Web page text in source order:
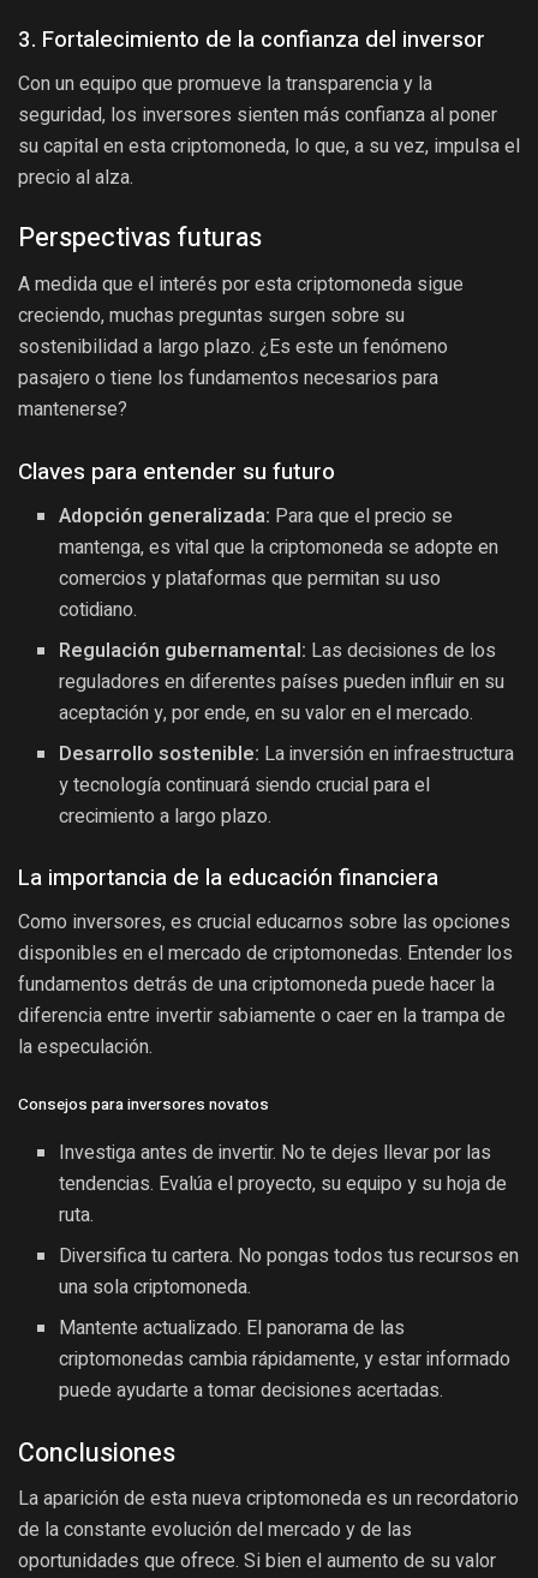
3. Fortalecimiento de la confianza del inversor
Con un equipo que promueve la transparencia y la
seguridad, los inversores sienten más confianza al poner
su capital en esta criptomoneda, lo que, a su vez, impulsa el
precio al alza.
Perspectivas futuras
A medida que el interés por esta criptomoneda sigue
creciendo, muchas preguntas surgen sobre su
sostenibilidad a largo plazo. ¿Es este un fenómeno
pasajero o tiene los fundamentos necesarios para
mantenerse?
Claves para entender su futuro
Adopción generalizada: Para que el precio se
mantenga, es vital que la criptomoneda se adopte en
comercios y plataformas que permitan su uso
cotidiano.
Regulación gubernamental: Las decisiones de los
reguladores en diferentes países pueden influir en su
aceptación y, por ende, en su valor en el mercado.
Desarrollo sostenible: La inversión en infraestructura
y tecnología continuará siendo crucial para el
crecimiento a largo plazo.
La importancia de la educación financiera
Como inversores, es crucial educarnos sobre las opciones
disponibles en el mercado de criptomonedas. Entender los
fundamentos detrás de una criptomoneda puede hacer la
diferencia entre invertir sabiamente o caer en la trampa de
la especulación.
Consejos para inversores novatos
Investiga antes de invertir. No te dejes llevar por las
tendencias. Evalúa el proyecto, su equipo y su hoja de
ruta.
Diversifica tu cartera. No pongas todos tus recursos en
una sola criptomoneda.
Mantente actualizado. El panorama de las
criptomonedas cambia rápidamente, y estar informado
puede ayudarte a tomar decisiones acertadas.
Conclusiones
La aparición de esta nueva criptomoneda es un recordatorio
de la constante evolución del mercado y de las
oportunidades que ofrece. Si bien el aumento de su valor